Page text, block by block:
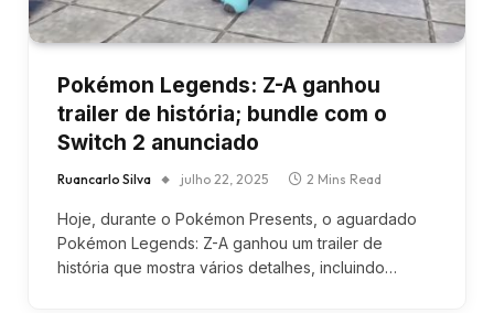
Pokémon Legends: Z-A ganhou
trailer de história; bundle com o
Switch 2 anunciado
Ruancarlo Silva julho 22, 2025 2 Mins Read
Hoje, durante o Pokémon Presents, o aguardado
Pokémon Legends: Z-A ganhou um trailer de
história que mostra vários detalhes, incluindo…